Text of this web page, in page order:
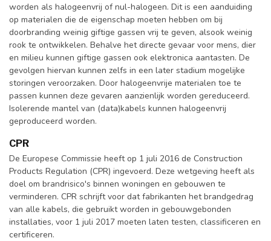
worden als halogeenvrij of nul-halogeen. Dit is een aanduiding
op materialen die de eigenschap moeten hebben om bij
doorbranding weinig giftige gassen vrij te geven, alsook weinig
rook te ontwikkelen. Behalve het directe gevaar voor mens, dier
en milieu kunnen giftige gassen ook elektronica aantasten. De
gevolgen hiervan kunnen zelfs in een later stadium mogelijke
storingen veroorzaken. Door halogeenvrije materialen toe te
passen kunnen deze gevaren aanzienlijk worden gereduceerd.
Isolerende mantel van (data)kabels kunnen halogeenvrij
geproduceerd worden.
CPR
De Europese Commissie heeft op 1 juli 2016 de Construction
Products Regulation (CPR) ingevoerd. Deze wetgeving heeft als
doel om brandrisico's binnen woningen en gebouwen te
verminderen. CPR schrijft voor dat fabrikanten het brandgedrag
van alle kabels, die gebruikt worden in gebouwgebonden
installaties, voor 1 juli 2017 moeten laten testen, classificeren en
certificeren.